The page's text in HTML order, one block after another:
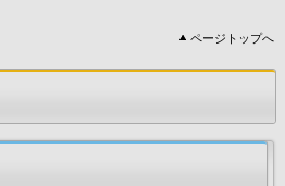
ページトップへ